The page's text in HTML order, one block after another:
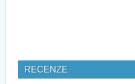
RECENZE